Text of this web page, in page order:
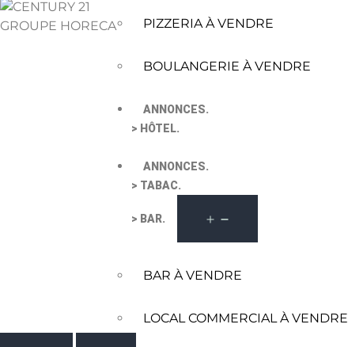
PIZZERIA À VENDRE
BOULANGERIE À VENDRE
ANNONCES.
> HÔTEL.
ANNONCES.
> TABAC.
> BAR.
BAR À VENDRE
LOCAL COMMERCIAL À VENDRE